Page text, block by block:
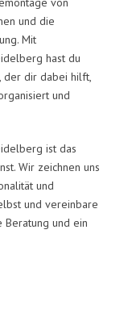
und die
Mit
hast du
der dir dabei hilft,
und
ist das
Wir zeichnen uns
und
und vereinbare
und ein